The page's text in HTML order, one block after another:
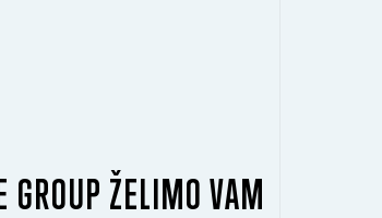
ŽELIMO VAM